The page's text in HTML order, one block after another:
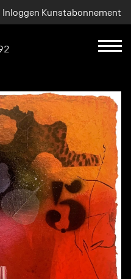
Inloggen Kunstabonnement